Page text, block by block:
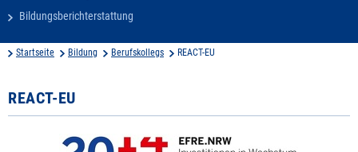
Bildungsberichterstattung
Startseite Bildung Berufskollegs REACT-EU
REACT-EU